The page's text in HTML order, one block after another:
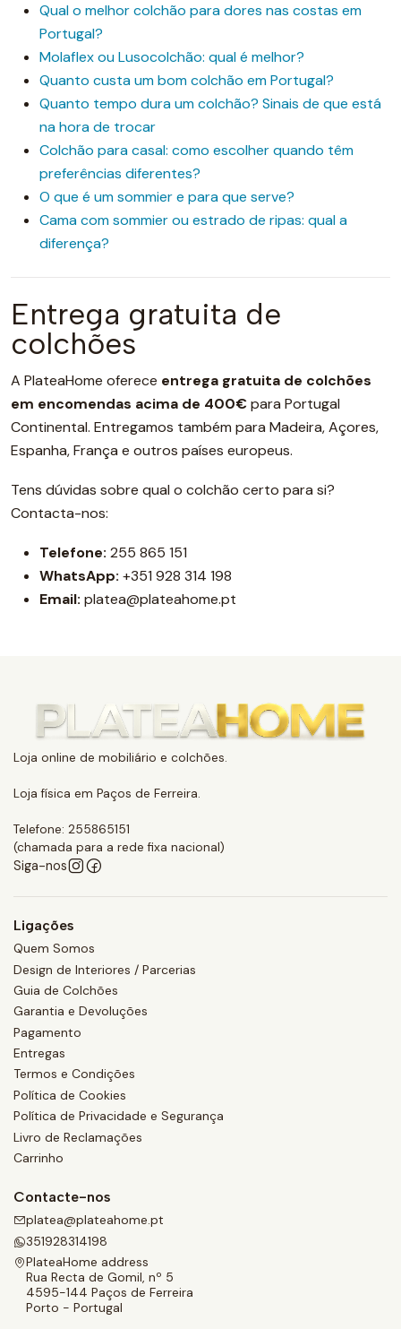
Qual o melhor colchão para dores nas costas em
Portugal?
Molaflex ou Lusocolchão: qual é melhor?
Quanto custa um bom colchão em Portugal?
Quanto tempo dura um colchão? Sinais de que está
na hora de trocar
Colchão para casal: como escolher quando têm
preferências diferentes?
O que é um sommier e para que serve?
Cama com sommier ou estrado de ripas: qual a
diferença?
Entrega gratuita de
colchões
A PlateaHome oferece entrega gratuita de colchões
em encomendas acima de 400€para Portugal
Continental. Entregamos também para Madeira, Açores,
Espanha, França e outros países europeus.
Tens dúvidas sobre qual o colchão certo para si?
Contacta-nos:
Telefone: 255 865 151
WhatsApp: +351 928 314 198
Email: platea@plateahome.pt
Loja online de mobiliário e colchões.
Loja física em Paços de Ferreira.
Telefone: 255865151
(chamada para a rede fixa nacional)
Siga-nos
Ligações
Quem Somos
Design de Interiores / Parcerias
Guia de Colchões
Garantia e Devoluções
Pagamento
Entregas
Termos e Condições
Política de Cookies
Política de Privacidade e Segurança
Livro de Reclamações
Carrinho
Contacte-nos
platea@plateahome.pt
351928314198
PlateaHome address
Rua Recta de Gomil, nº 5
4595-144 Paços de Ferreira
Porto - Portugal